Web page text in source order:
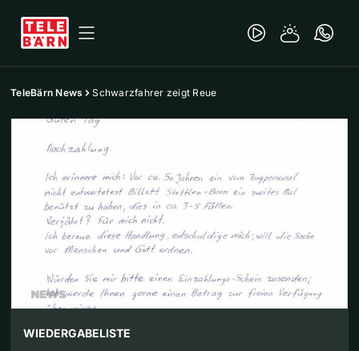
TeleBärn News Schwarzfahrer zeigt Reue
WIEDERGABELISTE